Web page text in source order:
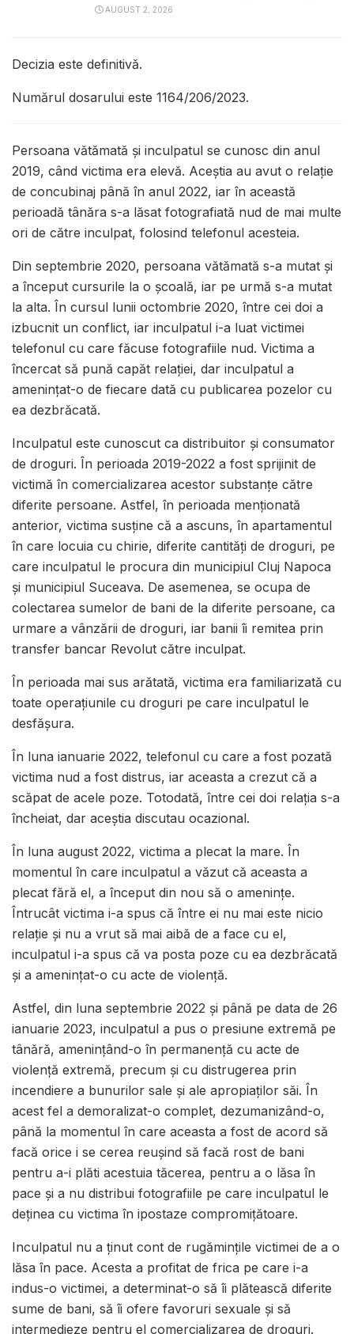
AUGUST 2, 2026
Decizia este definitivă.
Numărul dosarului este 1164/206/2023.
Persoana vătămată și inculpatul se cunosc din anul
2019, când victima era elevă. Aceștia au avut o relație
de concubinaj până în anul 2022, iar în această
perioadă tânăra s-a lăsat fotografiată nud de mai multe
ori de către inculpat, folosind telefonul acesteia.
Din septembrie 2020, persoana vătămată s-a mutat și
a început cursurile la o școală, iar pe urmă s-a mutat
la alta. În cursul lunii octombrie 2020, între cei doi a
izbucnit un conflict, iar inculpatul i-a luat victimei
telefonul cu care făcuse fotografiile nud. Victima a
încercat să pună capăt relației, dar inculpatul a
amenințat-o de fiecare dată cu publicarea pozelor cu
ea dezbrăcată.
Inculpatul este cunoscut ca distribuitor și consumator
de droguri. În perioada 2019-2022 a fost sprijinit de
victimă în comercializarea acestor substanțe către
diferite persoane. Astfel, în perioada menționată
anterior, victima susține că a ascuns, în apartamentul
în care locuia cu chirie, diferite cantități de droguri, pe
care inculpatul le procura din municipiul Cluj Napoca
și municipiul Suceava. De asemenea, se ocupa de
colectarea sumelor de bani de la diferite persoane, ca
urmare a vânzării de droguri, iar banii îi remitea prin
transfer bancar Revolut către inculpat.
În perioada mai sus arătată, victima era familiarizată cu
toate operațiunile cu droguri pe care inculpatul le
desfășura.
În luna ianuarie 2022, telefonul cu care a fost pozată
victima nud a fost distrus, iar aceasta a crezut că a
scăpat de acele poze. Totodată, între cei doi relația s-a
încheiat, dar aceștia discutau ocazional.
În luna august 2022, victima a plecat la mare. În
momentul în care inculpatul a văzut că aceasta a
plecat fără el, a început din nou să o amenințe.
Întrucât victima i-a spus că între ei nu mai este nicio
relație și nu a vrut să mai aibă de a face cu el,
inculpatul i-a spus că va posta poze cu ea dezbrăcată
și a amenințat-o cu acte de violență.
Astfel, din luna septembrie 2022 și până pe data de 26
ianuarie 2023, inculpatul a pus o presiune extremă pe
tânără, amenințând-o în permanență cu acte de
violență extremă, precum și cu distrugerea prin
incendiere a bunurilor sale și ale apropiaților săi. În
acest fel a demoralizat-o complet, dezumanizând-o,
până la momentul în care aceasta a fost de acord să
facă orice i se cerea reușind să facă rost de bani
pentru a-i plăti acestuia tăcerea, pentru a o lăsa în
pace și a nu distribui fotografiile pe care inculpatul le
deținea cu victima în ipostaze compromițătoare.
Inculpatul nu a ținut cont de rugămințile victimei de a o
lăsa în pace. Acesta a profitat de frica pe care i-a
indus-o victimei, a determinat-o să îi plătească diferite
sume de bani, să îi ofere favoruri sexuale și să
intermedieze pentru el comercializarea de droguri.